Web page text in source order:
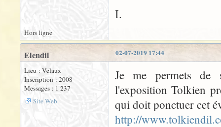
I.
Hors ligne
02-07-2019 17:44
Elendil
Lieu : Velaux
Inscription : 2008
Messages : 1 237
Site Web
Je me permets de
l'exposition Tolkien
qui doit ponctuer cet
http://